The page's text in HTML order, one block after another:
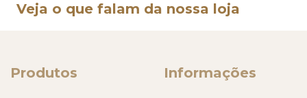
Veja o que falam da nossa loja
Produtos Informações